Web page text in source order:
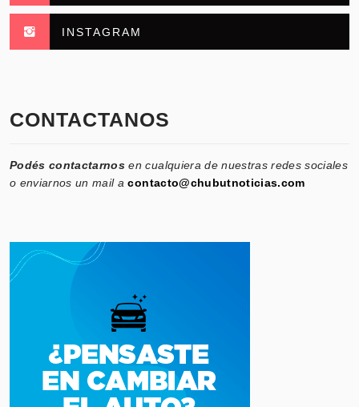
INSTAGRAM
CONTACTANOS
Podés contactarnos en cualquiera de nuestras redes sociales
o enviarnos un mail acontacto@chubutnoticias.com